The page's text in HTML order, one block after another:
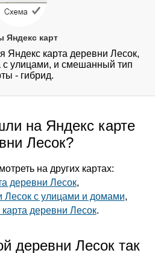
Яндекс карт
Яндекс карта деревни Лесок,
с улицами, и смешанный тип
- гибрид.
на Яндекс карте
Лесок?
на других картах:
деревни Лесок,
Лесок с улицами и домами,
деревни Лесок.
деревни Лесок так